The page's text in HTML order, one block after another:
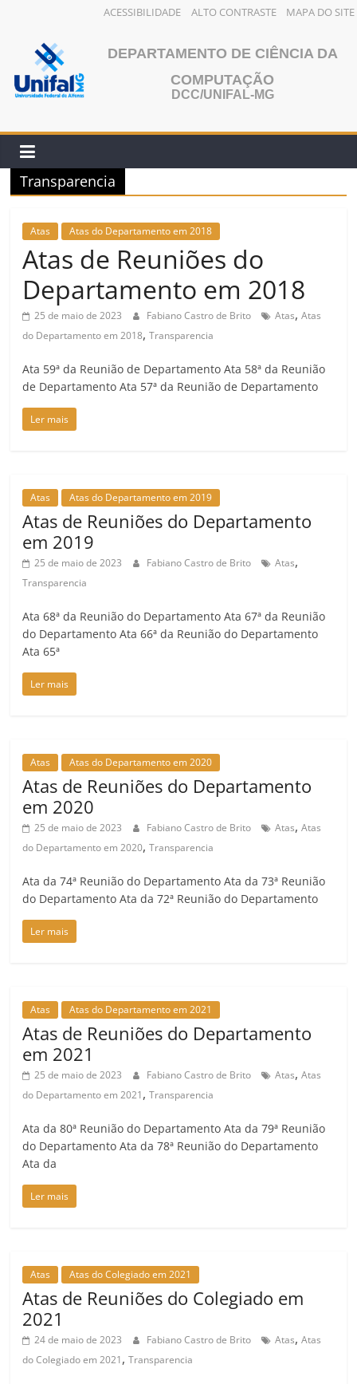
ACESSIBILIDADE ALTO CONTRASTE MAPA DO SITE
conteúdo
DEPARTAMENTO DE CIÊNCIA DA
COMPUTAÇÃO
DCC/UNIFAL-MG
Transparencia
Atas Atas do Departamento em 2018
Atas de Reuniões do
Departamento em 2018
25 de maio de 2023 Fabiano Castro de Brito Atas,Atas
do Departamento em 2018,Transparencia
Ata 59ª da Reunião de Departamento Ata 58ª da Reunião
de Departamento Ata 57ª da Reunião de Departamento
Ler mais
Atas Atas do Departamento em 2019
Atas de Reuniões do Departamento
em 2019
25 de maio de 2023 Fabiano Castro de Brito Atas,
Transparencia
Ata 68ª da Reunião do Departamento Ata 67ª da Reunião
do Departamento Ata 66ª da Reunião do Departamento
Ata 65ª
Ler mais
Atas Atas do Departamento em 2020
Atas de Reuniões do Departamento
em 2020
25 de maio de 2023 Fabiano Castro de Brito Atas,Atas
do Departamento em 2020,Transparencia
Ata da 74ª Reunião do Departamento Ata da 73ª Reunião
do Departamento Ata da 72ª Reunião do Departamento
Ler mais
Atas Atas do Departamento em 2021
Atas de Reuniões do Departamento
em 2021
25 de maio de 2023 Fabiano Castro de Brito Atas,Atas
do Departamento em 2021,Transparencia
Ata da 80ª Reunião do Departamento Ata da 79ª Reunião
do Departamento Ata da 78ª Reunião do Departamento
Ata da
Ler mais
Atas Atas do Colegiado em 2021
Atas de Reuniões do Colegiado em
2021
24 de maio de 2023 Fabiano Castro de Brito Atas,Atas
do Colegiado em 2021,Transparencia